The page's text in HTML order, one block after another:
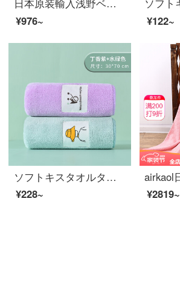
日本原装輸入浅野ベビータオル純綿強吸水ティッシュ柔らかで快適な速乾洗フェイスタオル32*85 cm清風ブルー32*85 cm
¥976~
¥122~
ソフトキスタオルタオルタオルタオルタオル掛け式は綿より柔らかいです。水を吸い込んで乾かします。男女の顔を洗います。
¥228~
¥2819~